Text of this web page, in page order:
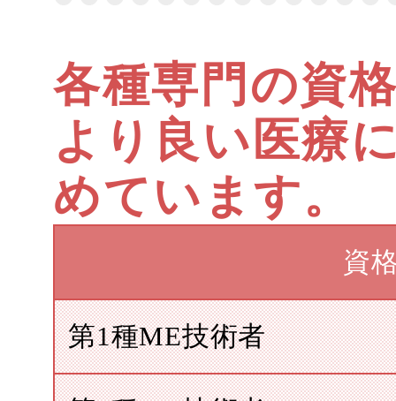
各種専門の資
より良い医療
めています。
資
第1種ME技術者